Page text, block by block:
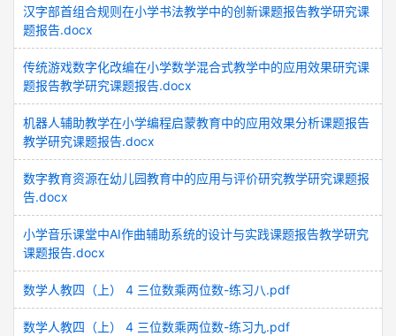
汉字部首组合规则在小学书法教学中的创新课题报告教学研究课
题报告.docx
传统游戏数字化改编在小学数学混合式教学中的应用效果研究课
题报告教学研究课题报告.docx
机器人辅助教学在小学编程启蒙教育中的应用效果分析课题报告
教学研究课题报告.docx
数字教育资源在幼儿园教育中的应用与评价研究教学研究课题报
告.docx
小学音乐课堂中AI作曲辅助系统的设计与实践课题报告教学研究
课题报告.docx
数学人教四（上） 4 三位数乘两位数-练习八.pdf
数学人教四（上） 4 三位数乘两位数-练习九.pdf